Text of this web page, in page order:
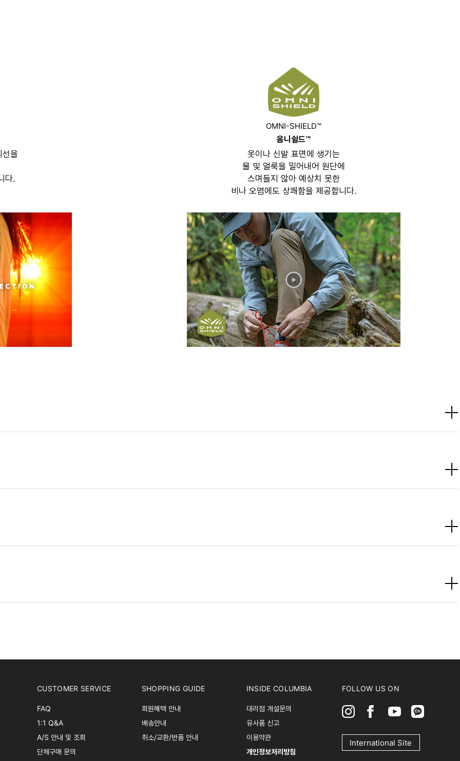
선을
다.
OMNI-SHIELD™
옴니쉴드™
옷이나 신발 표면에 생기는
물 및 얼룩을 밀어내어 원단에
스며들지 않아 예상치 못한
비나 오염에도 상쾌함을 제공합니다.
CUSTOMER SERVICE
FAQ
1:1 Q&A
A/S 안내 및 조회
단체구매 문의
SHOPPING GUIDE
회원혜택 안내
배송안내
취소/교환/반품 안내
INSIDE COLUMBIA
대리점 개설문의
유사품 신고
이용약관
개인정보처리방침
FOLLOW US ON
International Site